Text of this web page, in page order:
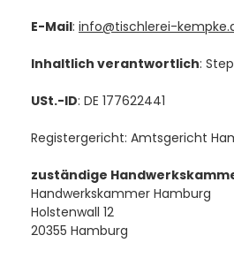
E-Mail: info@tischlerei-
Inhaltlich verantwortlich:
USt.-ID: DE 177622441
Registergericht: Amtsgericht
zuständige
Handwerkskammer Hamburg
Holstenwall 12
20355 Hamburg